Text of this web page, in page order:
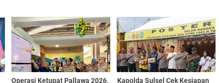
‎Operasi Ketupat Pallawa 2026, Kapolda Sulsel Cek Kesiapan